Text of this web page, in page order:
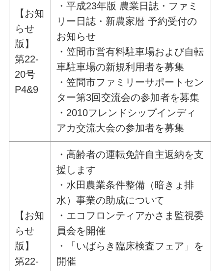
【お知
らせ
版】
第22-
20号
P4&9
・平成23年版 農業日誌・ファミ
リー日誌・新農家暦 予約受付の
お知らせ
・笠間市営有料駐車場および自転
車駐車場の新規利用者を募集
・笠間市ファミリーサポートセン
ター第3回交流会の参加者を募集
・2010フレンドシップインディ
アカ交流大会の参加者を募集
【お知
らせ
版】
第22-
・高齢者の運転免許自主返納を支
援します
・水田農業条件整備（暗きょ排
水）事業の助成について
・エコフロンティアかさま監視委
員会を開催
・「いばらき臨床検査フェア」を
開催